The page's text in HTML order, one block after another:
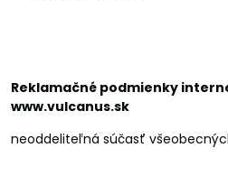
Reklamačné podmienky
www.vulcanus.sk
neoddeliteľná súčasť